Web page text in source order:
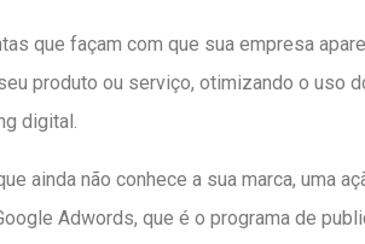
que façam com que sua empresa
produto ou serviço, otimizando o uso
digital.
ainda não conhece a sua marca, uma
Adwords, que é o programa de